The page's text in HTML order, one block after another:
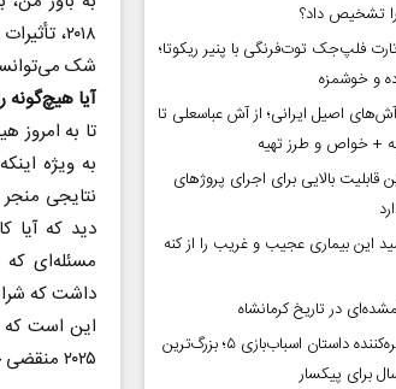
۲۰۱۸،
شک
آیا هیچ‌گونه
تا به
به ویژه
نتایجی
دید که آیا
مسئله‌ای که
داشت که
۲۰۲۵ منقضی خواهد شد.
تشخیص داد؟
فلپ‌جک توت‌فرنگی با پنیر ریکوتا؛
و خوشمزه
آش‌های اصیل ایرانی؛ از آش عباسعلی تا
+ خواص و طرز تهیه
قابلیت‌ بالایی برای اجرای پروژهای
این بیماری عجیب و غریب را از کنه
در تاریخ کرمانشاه
فروش خیره‌کننده داستان اسباب‌بازی ۵؛ بزرگ‌ترین
برای پیکسار
اربعین نماد مقاومت در برابر
رحمت‌الله نوروزی - عضو کمیسیون اجتماعی
مجلس